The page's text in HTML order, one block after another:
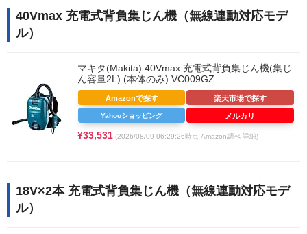
40Vmax 充電式背負集じん機（無線連動対応モデ
ル）
マキタ(Makita) 40Vmax 充電式背負集じん機(集じ
ん容量2L) (本体のみ) VC009GZ
¥33,531 (2026/08/09 06:29:26時点 Amazon調べ-詳細)
Amazonで探す 楽天市場で探す
Yahooショッピング メルカリ
18V×2本 充電式背負集じん機（無線連動対応モデ
ル）